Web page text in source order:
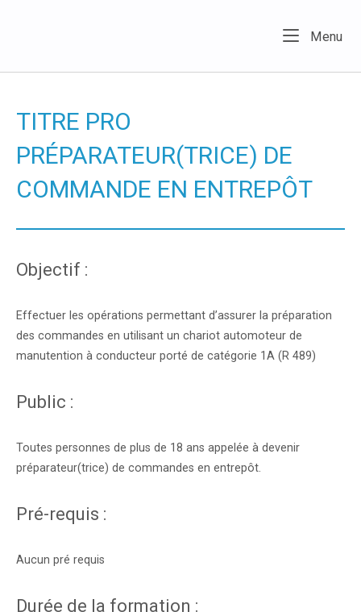
Menu
TITRE PRO
PRÉPARATEUR(TRICE) DE
COMMANDE EN ENTREPÔT
Objectif :
Effectuer les opérations permettant d’assurer la préparation
des commandes en utilisant un chariot automoteur de
manutention à conducteur porté de catégorie 1A (R 489)
Public :
Toutes personnes de plus de 18 ans appelée à devenir
préparateur(trice) de commandes en entrepôt.
Pré-requis :
Aucun pré requis
Durée de la formation :